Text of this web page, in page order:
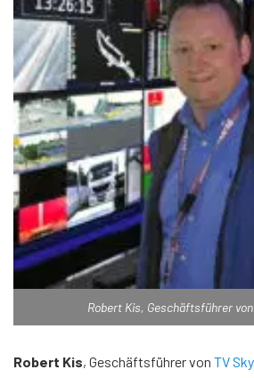
Robert Kis, Geschäftsführer
Robert Kis, Geschäftsführer von TV